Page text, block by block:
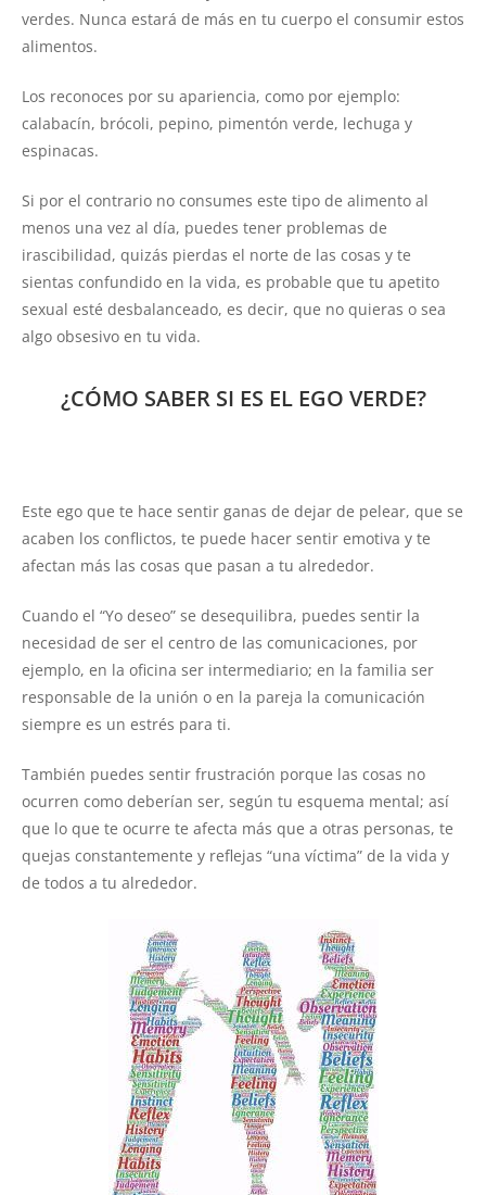
verdes. Nunca estará de más en tu cuerpo el consumir estos
alimentos.
Los reconoces por su apariencia, como por ejemplo:
calabacín, brócoli, pepino, pimentón verde, lechuga y
espinacas.
Si por el contrario no consumes este tipo de alimento al
menos una vez al día, puedes tener problemas de
irascibilidad, quizás pierdas el norte de las cosas y te
sientas confundido en la vida, es probable que tu apetito
sexual esté desbalanceado, es decir, que no quieras o sea
algo obsesivo en tu vida.
¿CÓMO SABER SI ES EL EGO VERDE?
Este ego que te hace sentir ganas de dejar de pelear, que se
acaben los conflictos, te puede hacer sentir emotiva y te
afectan más las cosas que pasan a tu alrededor.
Cuando el “Yo deseo” se desequilibra, puedes sentir la
necesidad de ser el centro de las comunicaciones, por
ejemplo, en la oficina ser intermediario; en la familia ser
responsable de la unión o en la pareja la comunicación
siempre es un estrés para ti.
También puedes sentir frustración porque las cosas no
ocurren como deberían ser, según tu esquema mental; así
que lo que te ocurre te afecta más que a otras personas, te
quejas constantemente y reflejas “una víctima” de la vida y
de todos a tu alrededor.